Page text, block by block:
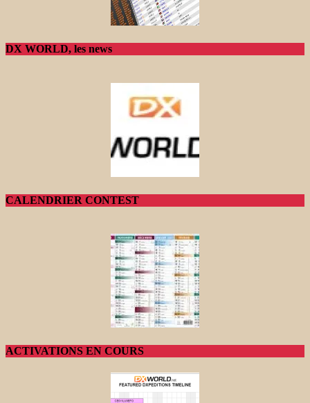
DX WORLD, les news
CALENDRIER CONTEST
ACTIVATIONS EN COURS